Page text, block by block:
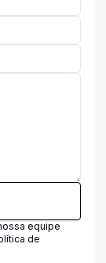
equipe
de